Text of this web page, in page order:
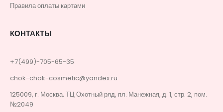
Правила оплаты картами
КОНТАКТЫ
+7(499)-705-65-35
chok-chok-cosmetic@yandex.ru
125009, г. Москва, ТЦ Охотный ряд, пл. Манежная, д. 1, стр. 2, пом.
№2049